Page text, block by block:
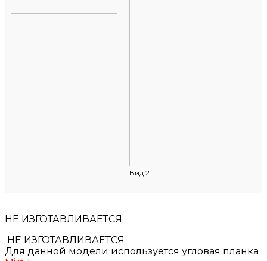
Вид 2
НЕ ИЗГОТАВЛИВАЕТСЯ
НЕ ИЗГОТАВЛИВАЕТСЯ
Для данной модели используется угловая планка